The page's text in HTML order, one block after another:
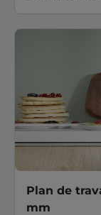
Plan de
mm